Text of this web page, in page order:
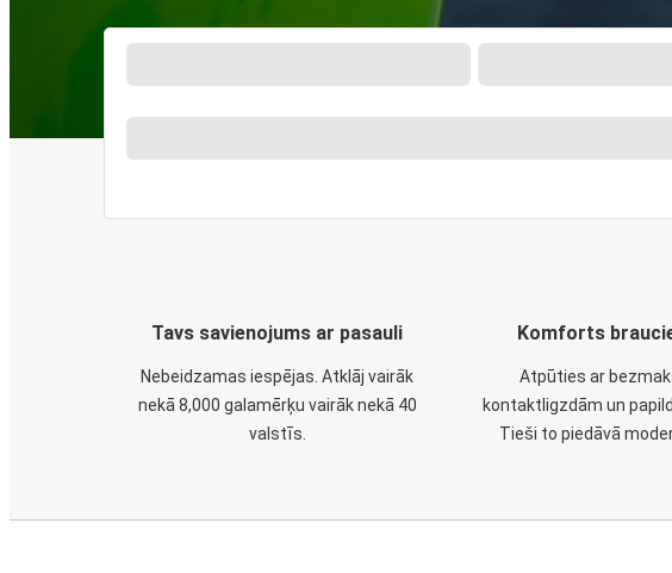
Tavs savienojums ar pasauli
Nebeidzamas iespējas. Atklāj vairāk
nekā 8,000 galamērķu vairāk nekā 40
valstīs.
Komforts
Atpūties ar
kontaktligzdām un
Tieši to piedāvā